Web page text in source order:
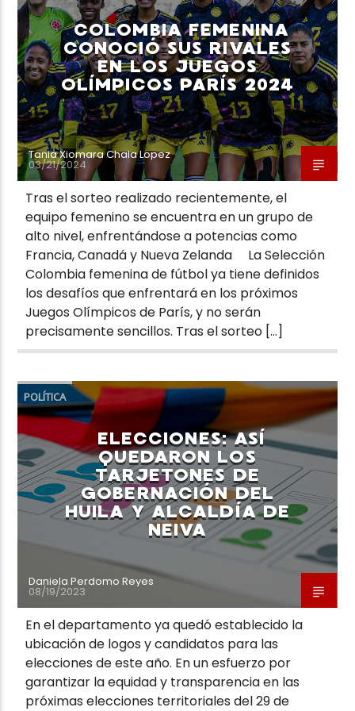
Neiva Estereo
COLOMBIA FEMENINA
CONOCIÓ SUS RIVALES
EN LOS JUEGOS
OLÍMPICOS PARÍS 2024
Tania Xiomara Chala Lopez
03/21/2024
Tras el sorteo realizado recientemente, el
equipo femenino se encuentra en un grupo de
alto nivel, enfrentándose a potencias como
Francia, Canadá y Nueva Zelanda La Selección
Colombia femenina de fútbol ya tiene definidos
los desafíos que enfrentará en los próximos
Juegos Olímpicos de París, y no serán
precisamente sencillos. Tras el sorteo […]
POLÍTICA
ELECCIONES: ASÍ
QUEDARON LOS
TARJETONES DE
GOBERNACIÓN DEL
HUILA Y ALCALDÍA DE
NEIVA
Daniela Perdomo Reyes
08/19/2023
En el departamento ya quedó establecido la
ubicación de logos y candidatos para las
elecciones de este año. En un esfuerzo por
garantizar la equidad y transparencia en las
próximas elecciones territoriales del 29 de